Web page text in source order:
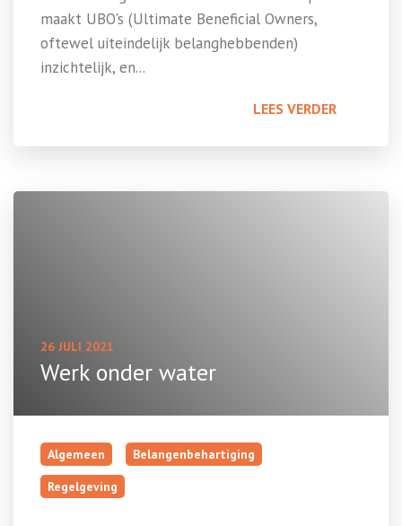
maakt UBO's (Ultimate Beneficial Owners,
oftewel uiteindelijk belanghebbenden)
inzichtelijk, en...
LEES VERDER
26 JULI 2021
Werk onder water
Algemeen
Belangenbehartiging
Regelgeving